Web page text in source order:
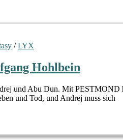
/LYX
Hohlbein
und Abu Dun. Mit PESTMOND
und Tod, und Andrej muss sich